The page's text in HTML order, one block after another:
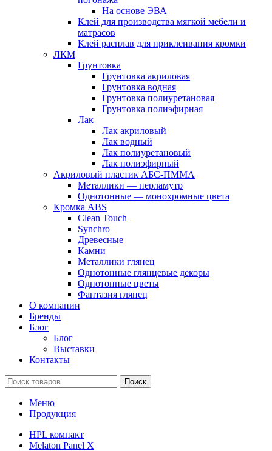
На основе ЭВА
Клей для производства мягкой мебели и
матрасов
Клей расплав для приклеивания кромки
ЛКМ
Грунтовка
Грунтовка акриловая
Грунтовка водная
Грунтовка полиуретановая
Грунтовка полиэфирная
Лак
Лак акриловый
Лак водный
Лак полиуретановый
Лак полиэфирный
Акриловый пластик АБС-ПММА
Металлики — перламутр
Однотонные — монохромные цвета
Кромка ABS
Clean Touch
Synchro
Древесные
Камни
Металлики глянец
Однотонные глянцевые декоры
Однотонные цветы
Фантазия глянец
О компании
Бренды
Блог
Блог
Выставки
Контакты
Поиск
Меню
Продукция
HPL компакт
Melaton Panel X